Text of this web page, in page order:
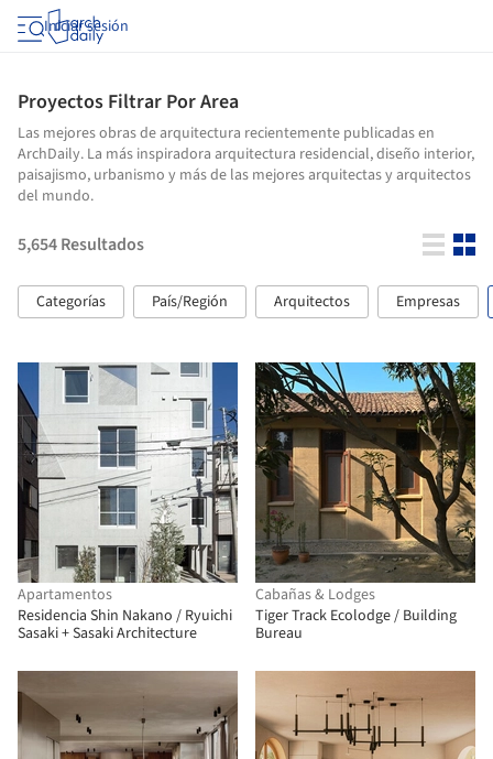
Iniciar sesión
Proyectos Filtrar Por Area
Las mejores obras de arquitectura recientemente publicadas en
ArchDaily. La más inspiradora arquitectura residencial, diseño interior,
paisajismo, urbanismo y más de las mejores arquitectas y arquitectos
del mundo.
5,654Resultados
Categorías País/Región Arquitectos Empresas
Apartamentos
Residencia Shin Nakano / Ryuichi
Sasaki + Sasaki Architecture
Cabañas & Lodges
Tiger Track Ecolodge / Building
Bureau